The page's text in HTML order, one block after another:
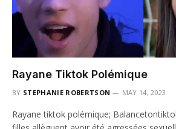
Rayane Tiktok Polémique
BY STEPHANIE ROBERTSON MAY 14, 2023
Rayane tiktok polémique;